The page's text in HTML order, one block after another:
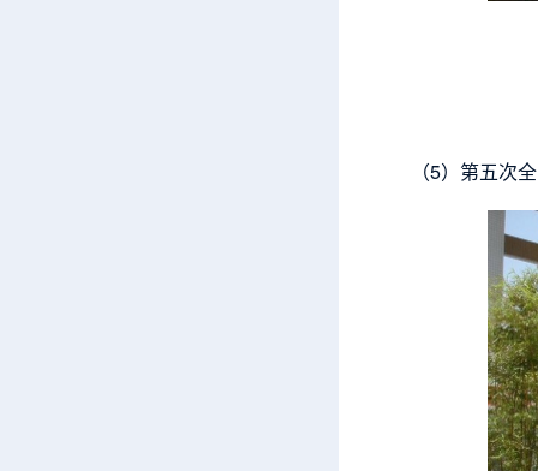
（5）第五次